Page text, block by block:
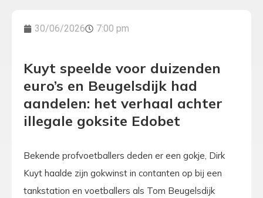
30/06/2026 7:00 pm
Kuyt speelde voor duizenden
euro’s en Beugelsdijk had
aandelen: het verhaal achter
illegale goksite Edobet
Bekende profvoetballers deden er een gokje, Dirk
Kuyt haalde zijn gokwinst in contanten op bij een
tankstation en voetballers als Tom Beugelsdijk